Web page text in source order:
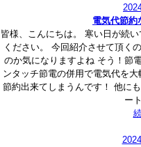
電気代節約
皆様、こんにちは。 寒い日が続
ください。 今回紹介させて頂く
のか気になりますよね そう！節
ンタッチ節電の併用で電気代を
節約出来てしまうんです！ 他に
ー